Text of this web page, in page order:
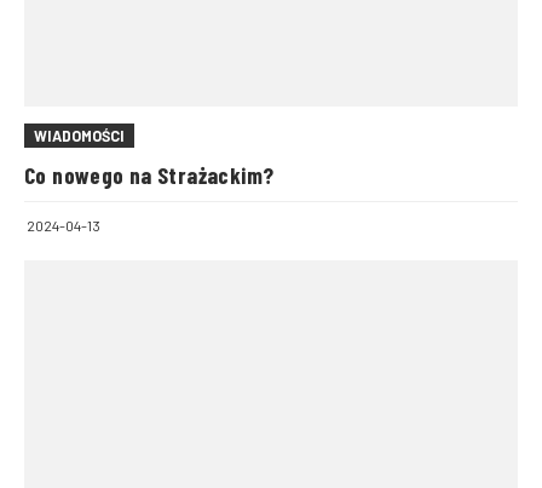
WIADOMOŚCI
Co nowego na Strażackim?
2024-04-13